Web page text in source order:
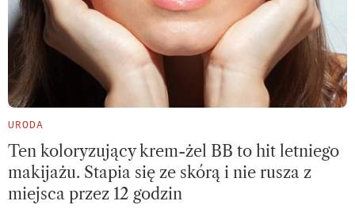
URODA
Ten koloryzujący krem-żel BB to hit letniego
makijażu. Stapia się ze skórą i nie rusza z
miejsca przez 12 godzin